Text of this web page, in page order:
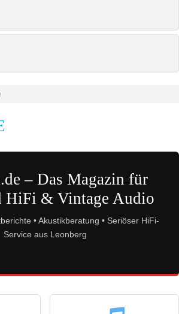
– Das Magazin für
HiFi & Vintage Audio
• Akustikberatung • Seriöser HiFi-
Service aus Leonberg